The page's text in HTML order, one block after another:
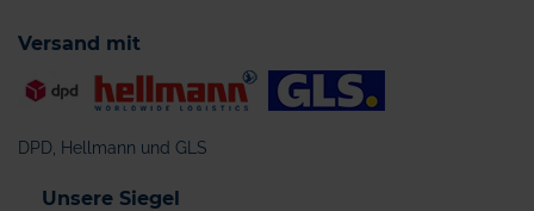
Versand mit
DPD, Hellmann und GLS
Unsere Siegel